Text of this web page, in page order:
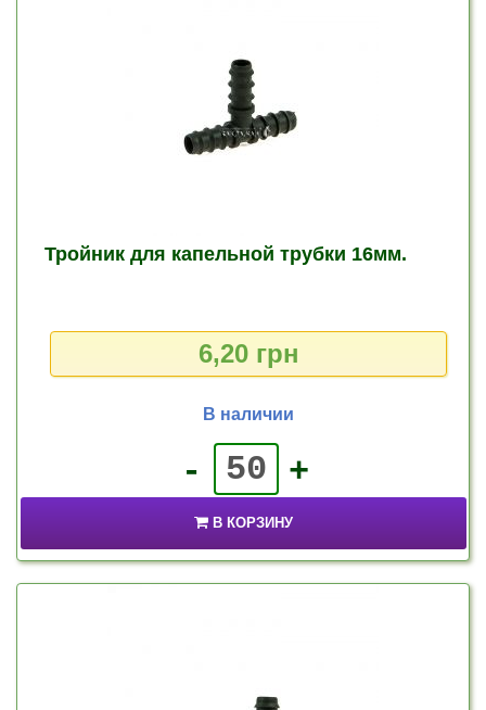
Тройник для капельной трубки 16мм.
6,20 грн
В наличии
- +
В КОРЗИНУ